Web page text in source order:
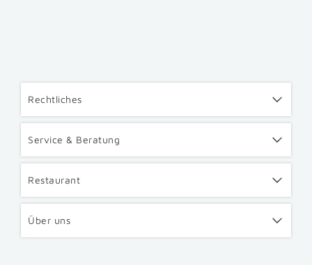
Rechtliches
Service & Beratung
Restaurant
Über uns